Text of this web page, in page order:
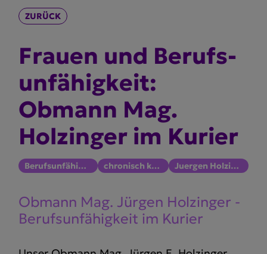
ZURÜCK
Frauen und Berufs­
un­fä­higkeit:
Obmann Mag.
Holzinger im Kurier
Berufsunfähigkeit chronisch krank Juergen Holzinger
Obmann Mag. Jürgen Holzinger -
Berufs­un­fä­higkeit im Kurier